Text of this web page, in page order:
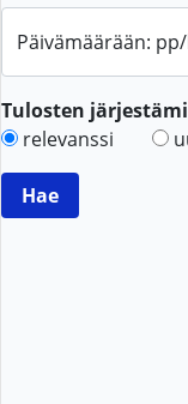
Päivämäärään:
Tulosten
relevanssi